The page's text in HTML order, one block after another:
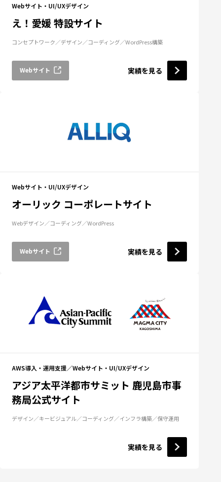
Webサイト・UI/UXデザイン
え！愛媛 特設サイト
コンセプトワーク デザイン コーディング WordPress構築
Webサイト 実績を見る
Webサイト・UI/UXデザイン
オーリック コーポレートサイト
Webデザイン コーディング WordPress
Webサイト 実績を見る
AWS導入・運用支援 Webサイト・UI/UXデザイン
アジア太平洋都市サミット 鹿児島市事
務局公式サイト
デザイン キービジュアル コーディング インフラ構築 保守運用
実績を見る